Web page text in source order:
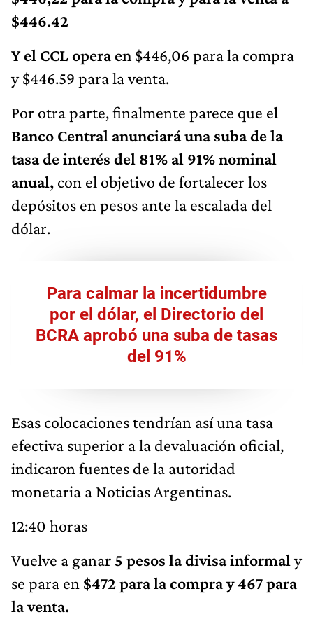
$446.42
Y el CCL opera en
$446,06 para la compra
y $446.59 para la venta.
Por otra parte, finalmente parece que e
l
Banco Central anunciará una suba de la
tasa de interés del 81% al 91% nominal
anual, con el objetivo de fortalecer los
depósitos en pesos ante la escalada del
dólar.
Para calmar la incertidumbre
por el dólar, el Directorio del
BCRA aprobó una suba de tasas
del 91%
Esas colocaciones tendrían así una tasa
efectiva superior a la devaluación oficial,
indicaron fuentes de la autoridad
monetaria a Noticias Argentinas.
12:40 horas
Vuelve a gana
r 5 pesos la divisa informal
se para en$472 para la compra y 467 para
la venta.